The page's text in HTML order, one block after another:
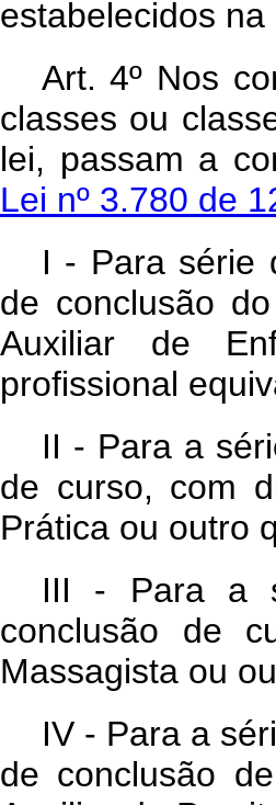
estabelecidos
Art. 4º Nos
classes ou
lei, passam a
Lei nº 3.780 de
I - Para série
de conclusão
Auxiliar de
profissional
II - Para a
de curso, com
Prática ou outro
III - Para a
conclusão de
Massagista ou
IV - Para a
de conclusão